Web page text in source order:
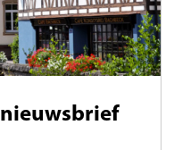
nieuwsbrief